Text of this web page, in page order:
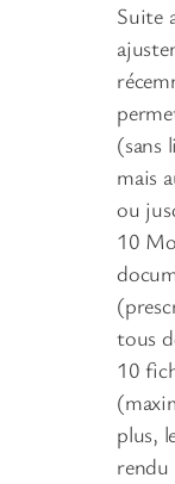
Suite
(sans
mais
ou
10
tous
10
plus,
rendu